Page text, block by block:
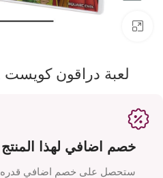
لعبة دراقون كويست X النسخة 2 – Wii
خصم اضافي لهذا المنتج
ستحصل على خصم اضافي قدره 5% عن استخدامك للكود